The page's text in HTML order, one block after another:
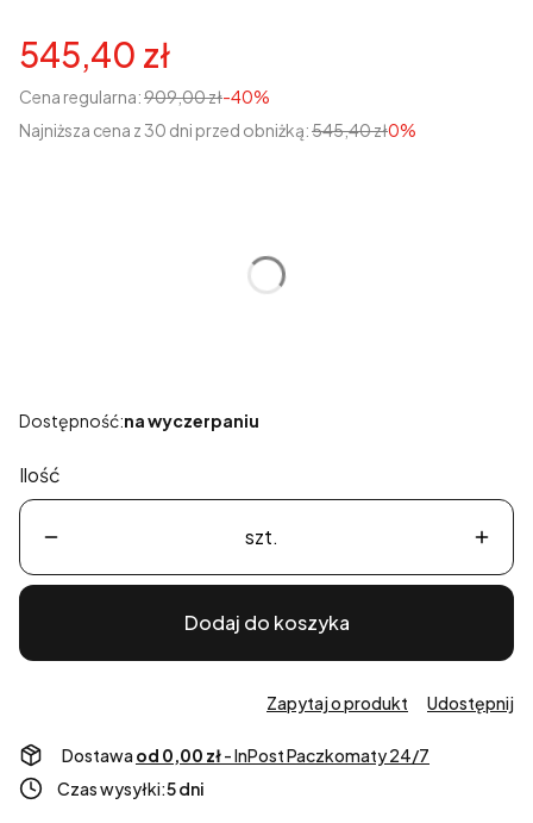
545,40 zł
Cena regularna:909,00 zł-40%
Najniższa cena z 30 dni przed obniżką:545,40 zł0%
Dostępność:na wyczerpaniu
Ilość
szt.
Dodaj do koszyka
Zapytaj o produkt Udostępnij
Dostawa od 0,00 zł- InPost Paczkomaty 24/7
Czas wysyłki:5 dni